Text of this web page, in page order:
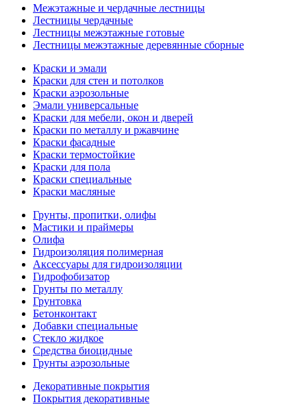
Межэтажные и чердачные лестницы
Лестницы чердачные
Лестницы межэтажные готовые
Лестницы межэтажные деревянные сборные
Краски и эмали
Краски для стен и потолков
Краски аэрозольные
Эмали универсальные
Краски для мебели, окон и дверей
Краски по металлу и ржавчине
Краски фасадные
Краски термостойкие
Краски для пола
Краски специальные
Краски масляные
Грунты, пропитки, олифы
Мастики и праймеры
Олифа
Гидроизоляция полимерная
Аксессуары для гидроизоляции
Гидрофобизатор
Грунты по металлу
Грунтовка
Бетонконтакт
Добавки специальные
Стекло жидкое
Средства биоцидные
Грунты аэрозольные
Декоративные покрытия
Покрытия декоративные